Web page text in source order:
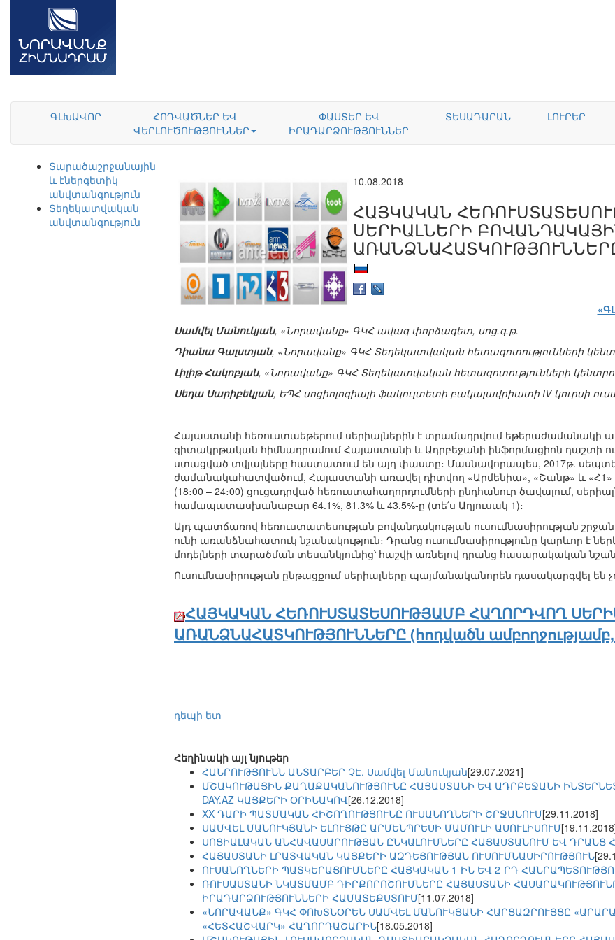
ԳԼԽԱՎՈՐ
ՀՈԴՎԱԾՆԵՐ ԵՎ
ՎԵՐԼՈՒԾՈՒԹՅՈՒՆՆԵՐ
ՓԱՍՏԵՐ ԵՎ
ԻՐԱԴԱՐՁՈՒԹՅՈՒՆՆԵՐ
ՏԵՍԱԴԱՐԱՆ ԼՈՒՐԵՐ
Տարածաշրջանային
և էներգետիկ
անվտանգություն
Տեղեկատվական
անվտանգություն
10.08.2018
ՀԱՅԿԱԿԱՆ
ՍԵՐԻԱԼՆԵՐԻ
Սամվել Մանուկյան, «Նորավանք» ԳԿՀ ավագ փորձագետ, սոց.գ.թ.
Դիանա Գալստյան, «Նորավանք» ԳԿՀ Տեղեկատվական հետազոտությունների
Լիլիթ Հակոբյան, «Նորավանք» ԳԿՀ Տեղեկատվական հետազոտությունների
Սեդա Սարիբեկյան, ԵՊՀ սոցիոլոգիայի ֆակուլտետի բակալավրիատի IV կուրսի
Հայաստանի հեռուստաեթերում սերիալներին է տրամադրվում եթերաժամանակի
գիտակրթական հիմնադրամում Հայաստանի և Ադրբեջանի ինֆորմացիոն դաշտի
ստացված տվյալները հաստատում են այդ փաստը։ Մասնավորապես, 2017թ.
ժամանակահատվածում, Հայաստանի առավել դիտվող «Արմենիա», «Շանթ» և «Հ1»
(18։00 – 24։00) ցուցադրված հեռուստահաղորդումների ընդհանուր ծավալում,
համապատասխանաբար 64.1%, 81.3% և 43.5%-ը (տե՛ս Աղյուսակ 1)։
Այդ պատճառով հեռուստատեսության բովանդակության ուսումնասիրության
ունի առանձնահատուկ նշանակություն։ Դրանց ուսումնասիրությունը կարևոր է
մոդելների տարածման տեսանկյունից՝ հաշվի առնելով դրանց հասարակական
Ուսումնասիրության ընթացքում սերիալները պայմանականորեն դասակարգվել են
ՀԱՅԿԱԿԱՆ ՀԵՌՈՒՍՏԱՏԵՍՈՒԹՅԱՄԲ ՀԱՂՈՐԴՎՈՂ
ԱՌԱՆՁՆԱՀԱՏԿՈՒԹՅՈՒՆՆԵՐԸ (հոդվածն ամբողջությամբ,
դեպի ետ
Հեղինակի այլ նյութեր
ՀԱՆՐՈՒԹՅՈՒՆՆ ԱՆՏԱՐԲԵՐ ՉԷ. Սամվել Մանուկյան[29.07.2021]
ՄՇԱԿՈՒԹԱՅԻՆ ՔԱՂԱՔԱԿԱՆՈՒԹՅՈՒՆԸ ՀԱՅԱՍՏԱՆԻ ԵՎ ԱԴՐԲԵՋԱՆԻ
DAY.AZ ԿԱՅՔԵՐԻ ՕՐԻՆԱԿՈՎ[26.12.2018]
XX ԴԱՐԻ ՊԱՏՄԱԿԱՆ ՀԻՇՈՂՈՒԹՅՈՒՆԸ ՈՒՍԱՆՈՂՆԵՐԻ ՇՐՋԱՆՈՒՄ[29.11.2018]
ՍԱՄՎԵԼ ՄԱՆՈՒԿՅԱՆԻ ԵԼՈՒՅԹԸ ԱՐՄԵՆՊՐԵՍԻ ՄԱՄՈՒԼԻ ԱՍՈՒԼԻՍՈՒՄ
ՍՈՑԻԱԼԱԿԱՆ ԱՆՀԱՎԱՍԱՐՈՒԹՅԱՆ ԸՆԿԱԼՈՒՄՆԵՐԸ ՀԱՅԱՍՏԱՆՈՒՄ ԵՎ ԴՐԱՆՑ
ՀԱՅԱՍՏԱՆԻ ԼՐԱՏՎԱԿԱՆ ԿԱՅՔԵՐԻ ԱԶԴԵՑՈՒԹՅԱՆ ՈՒՍՈՒՄՆԱՍԻՐՈՒԹՅՈՒՆ
ՈՒՍԱՆՈՂՆԵՐԻ ՊԱՏԿԵՐԱՑՈՒՄՆԵՐԸ ՀԱՅԿԱԿԱՆ 1-ԻՆ ԵՎ 2-ՐԴ
ՌՈՒՍԱՍՏԱՆԻ ՆԿԱՏՄԱՄԲ ԴԻՐՔՈՐՈՇՈՒՄՆԵՐԸ ՀԱՅԱՍՏԱՆԻ
ԻՐԱԴԱՐՁՈՒԹՅՈՒՆՆԵՐԻ ՀԱՄԱՏԵՔՍՏՈՒՄ[11.07.2018]
«ՆՈՐԱՎԱՆՔ» ԳԿՀ ՓՈԽՏՆՕՐԵՆ ՍԱՄՎԵԼ ՄԱՆՈՒԿՅԱՆԻ ՀԱՐՑԱԶՐՈՒՅՑԸ
«ՀԵՏՀԱՇՎԱՐԿ» ՀԱՂՈՐԴԱՇԱՐԻՆ[18.05.2018]